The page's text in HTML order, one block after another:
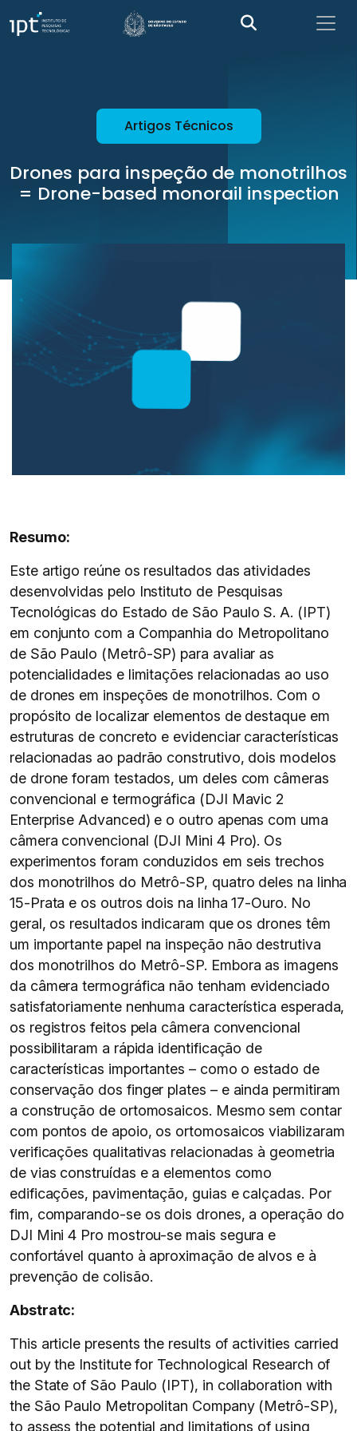
Artigos Técnicos
Drones para inspeção de monotrilhos
= Drone-based monorail inspection
Resumo:
Este artigo reúne os resultados das atividades
desenvolvidas pelo Instituto de Pesquisas
Tecnológicas do Estado de São Paulo S. A. (IPT)
em conjunto com a Companhia do Metropolitano
de São Paulo (Metrô-SP) para avaliar as
potencialidades e limitações relacionadas ao uso
de drones em inspeções de monotrilhos. Com o
propósito de localizar elementos de destaque em
estruturas de concreto e evidenciar características
relacionadas ao padrão construtivo, dois modelos
de drone foram testados, um deles com câmeras
convencional e termográfica (DJI Mavic 2
Enterprise Advanced) e o outro apenas com uma
câmera convencional (DJI Mini 4 Pro). Os
experimentos foram conduzidos em seis trechos
dos monotrilhos do Metrô-SP, quatro deles na linha
15-Prata e os outros dois na linha 17-Ouro. No
geral, os resultados indicaram que os drones têm
um importante papel na inspeção não destrutiva
dos monotrilhos do Metrô-SP. Embora as imagens
da câmera termográfica não tenham evidenciado
satisfatoriamente nenhuma característica esperada,
os registros feitos pela câmera convencional
possibilitaram a rápida identificação de
características importantes – como o estado de
conservação dos finger plates – e ainda permitiram
a construção de ortomosaicos. Mesmo sem contar
com pontos de apoio, os ortomosaicos viabilizaram
verificações qualitativas relacionadas à geometria
de vias construídas e a elementos como
edificações, pavimentação, guias e calçadas. Por
fim, comparando-se os dois drones, a operação do
DJI Mini 4 Pro mostrou-se mais segura e
confortável quanto à aproximação de alvos e à
prevenção de colisão.
Abstratc:
This article presents the results of activities carried
out by the Institute for Technological Research of
the State of São Paulo (IPT), in collaboration with
the São Paulo Metropolitan Company (Metrô-SP),
to assess the potential and limitations of using